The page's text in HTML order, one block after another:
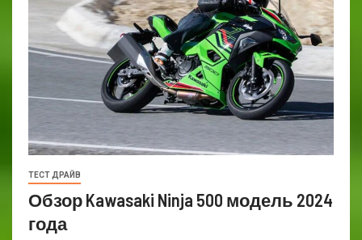
ТЕСТ ДРАЙВ
Обзор Kawasaki Ninja 500 модель 2024
года